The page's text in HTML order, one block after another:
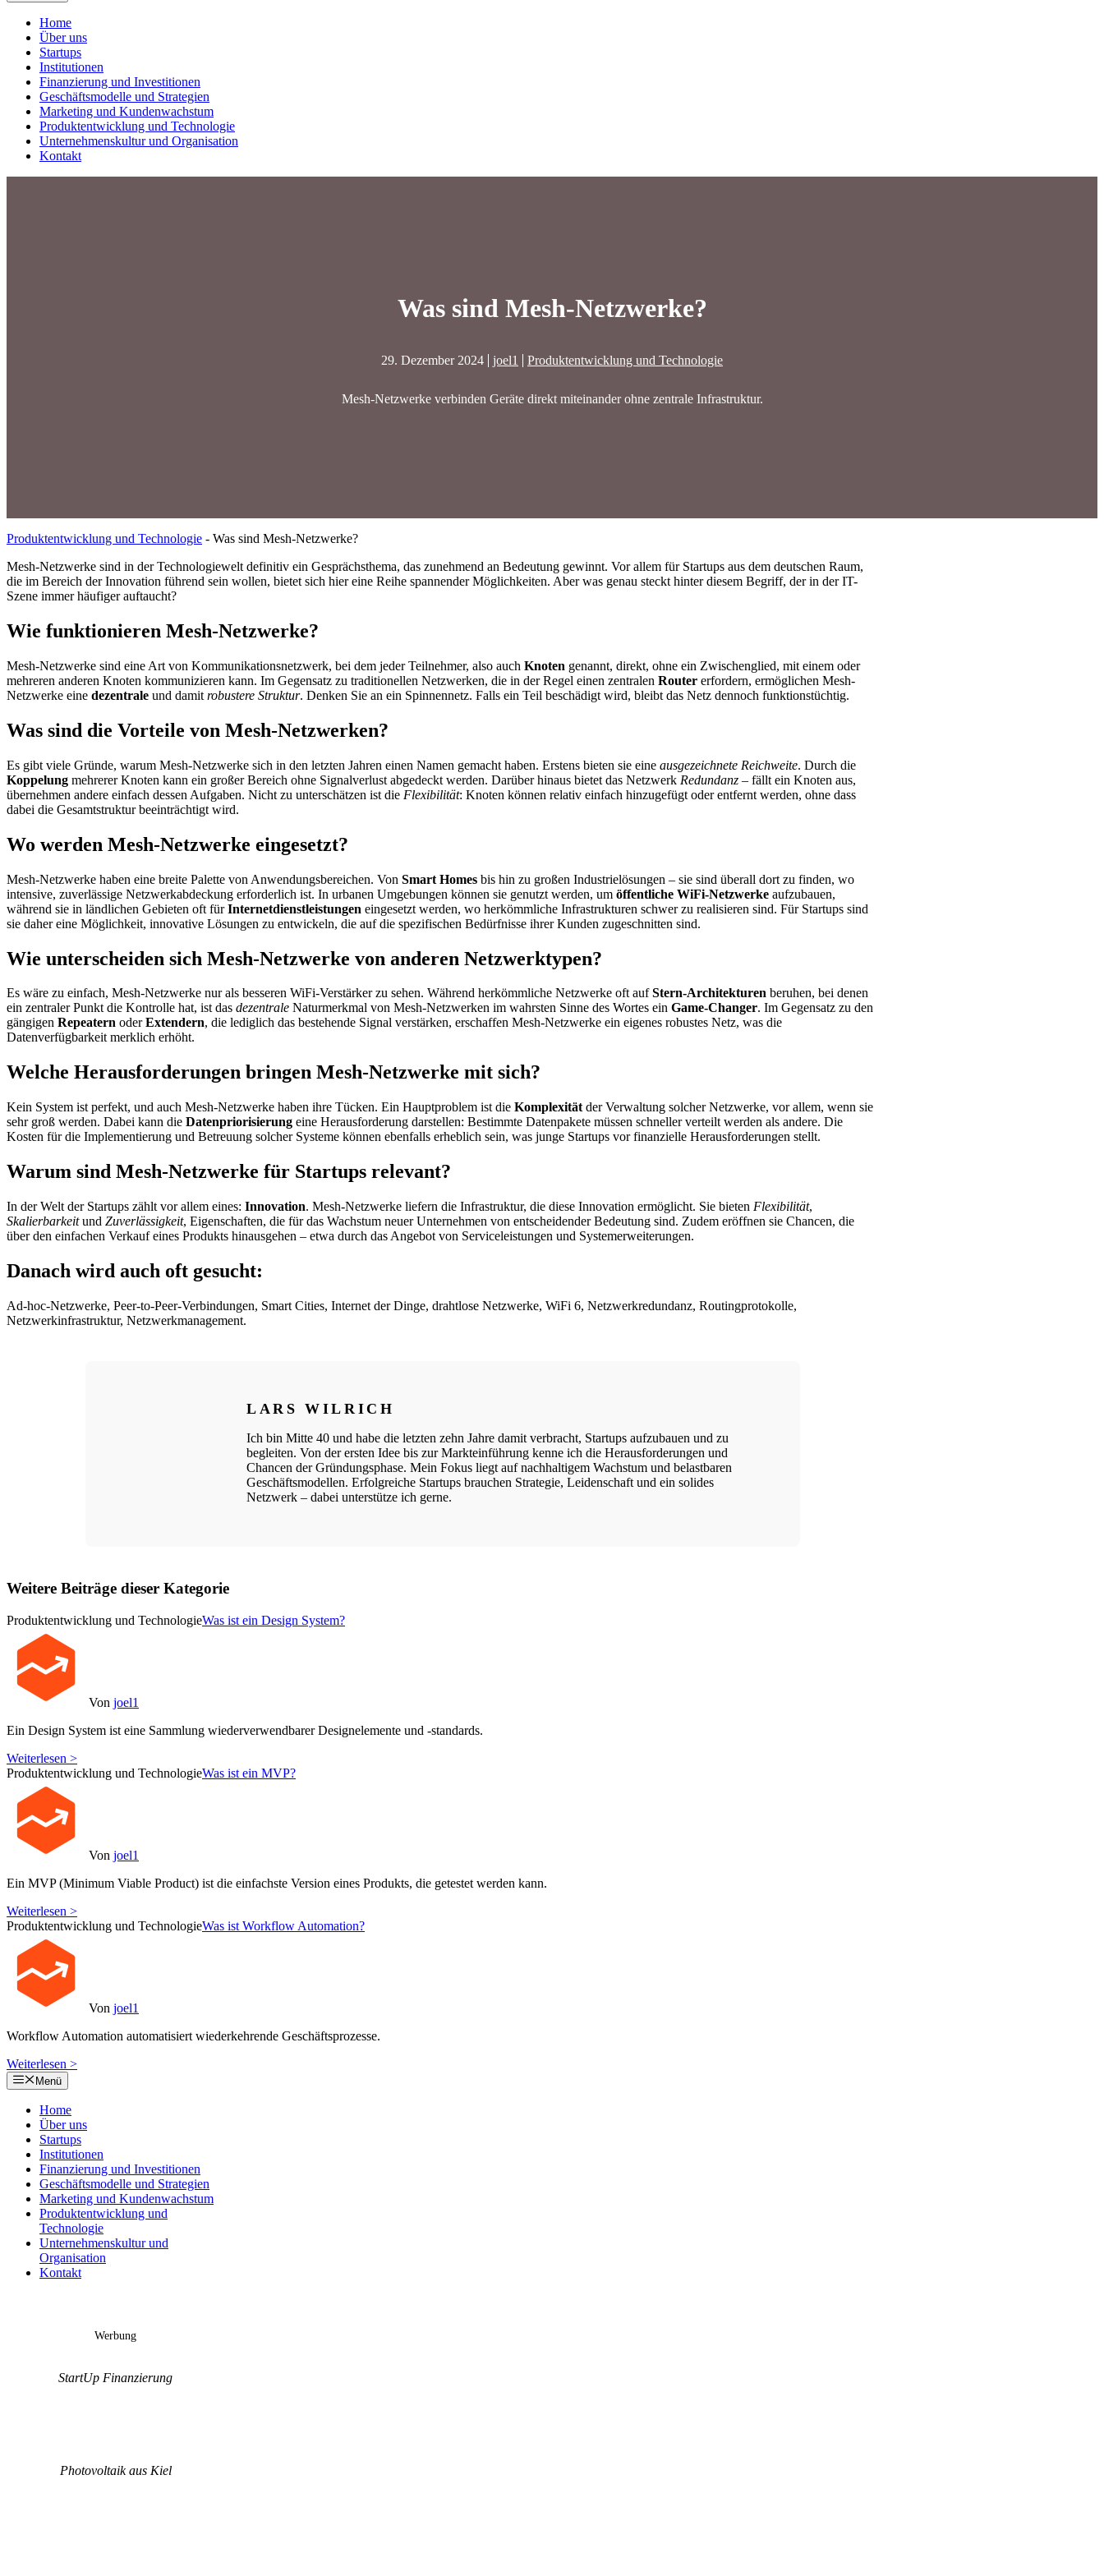
Home
Über uns
Startups
Institutionen
Finanzierung und Investitionen
Geschäftsmodelle und Strategien
Marketing und Kundenwachstum
Produktentwicklung und Technologie
Unternehmenskultur und Organisation
Kontakt
Was sind Mesh-Netzwerke?
29. Dezember 2024 joel1 Produktentwicklung und Technologie
Mesh-Netzwerke verbinden Geräte direkt miteinander ohne zentrale Infrastruktur.
Produktentwicklung und Technologie - Was sind Mesh-Netzwerke?
Mesh-Netzwerke sind in der Technologiewelt definitiv ein Gesprächsthema, das zunehmend an Bedeutung gewinnt. Vor allem für Startups aus dem deutschen Raum,
die im Bereich der Innovation führend sein wollen, bietet sich hier eine Reihe spannender Möglichkeiten. Aber was genau steckt hinter diesem Begriff, der in der IT-
Szene immer häufiger auftaucht?
Wie funktionieren Mesh-Netzwerke?
Mesh-Netzwerke sind eine Art von Kommunikationsnetzwerk, bei dem jeder Teilnehmer, also auch Knoten genannt, direkt, ohne ein Zwischenglied, mit einem oder
mehreren anderen Knoten kommunizieren kann. Im Gegensatz zu traditionellen Netzwerken, die in der Regel einen zentralen Router erfordern, ermöglichen Mesh-
Netzwerke eine dezentrale und damit robustere Struktur. Denken Sie an ein Spinnennetz. Falls ein Teil beschädigt wird, bleibt das Netz dennoch funktionstüchtig.
Was sind die Vorteile von Mesh-Netzwerken?
Es gibt viele Gründe, warum Mesh-Netzwerke sich in den letzten Jahren einen Namen gemacht haben. Erstens bieten sie eine ausgezeichnete Reichweite. Durch die
Koppelung mehrerer Knoten kann ein großer Bereich ohne Signalverlust abgedeckt werden. Darüber hinaus bietet das Netzwerk Redundanz – fällt ein Knoten aus,
übernehmen andere einfach dessen Aufgaben. Nicht zu unterschätzen ist die Flexibilität: Knoten können relativ einfach hinzugefügt oder entfernt werden, ohne dass
dabei die Gesamtstruktur beeinträchtigt wird.
Wo werden Mesh-Netzwerke eingesetzt?
Mesh-Netzwerke haben eine breite Palette von Anwendungsbereichen. Von Smart Homes bis hin zu großen Industrielösungen – sie sind überall dort zu finden, wo
intensive, zuverlässige Netzwerkabdeckung erforderlich ist. In urbanen Umgebungen können sie genutzt werden, um öffentliche WiFi-Netzwerke aufzubauen,
während sie in ländlichen Gebieten oft fürInternetdienstleistungen eingesetzt werden, wo herkömmliche Infrastrukturen schwer zu realisieren sind. Für Startups sind
sie daher eine Möglichkeit, innovative Lösungen zu entwickeln, die auf die spezifischen Bedürfnisse ihrer Kunden zugeschnitten sind.
Wie unterscheiden sich Mesh-Netzwerke von anderen Netzwerktypen?
Es wäre zu einfach, Mesh-Netzwerke nur als besseren WiFi-Verstärker zu sehen. Während herkömmliche Netzwerke oft aufStern-Architekturen beruhen, bei denen
ein zentraler Punkt die Kontrolle hat, ist das dezentrale Naturmerkmal von Mesh-Netzwerken im wahrsten Sinne des Wortes ein Game-Changer. Im Gegensatz zu den
gängigen Repeatern oderExtendern, die lediglich das bestehende Signal verstärken, erschaffen Mesh-Netzwerke ein eigenes robustes Netz, was die
Datenverfügbarkeit merklich erhöht.
Welche Herausforderungen bringen Mesh-Netzwerke mit sich?
Kein System ist perfekt, und auch Mesh-Netzwerke haben ihre Tücken. Ein Hauptproblem ist die Komplexität der Verwaltung solcher Netzwerke, vor allem, wenn sie
sehr groß werden. Dabei kann die Datenpriorisierung eine Herausforderung darstellen: Bestimmte Datenpakete müssen schneller verteilt werden als andere. Die
Kosten für die Implementierung und Betreuung solcher Systeme können ebenfalls erheblich sein, was junge Startups vor finanzielle Herausforderungen stellt.
Warum sind Mesh-Netzwerke für Startups relevant?
In der Welt der Startups zählt vor allem eines: Innovation. Mesh-Netzwerke liefern die Infrastruktur, die diese Innovation ermöglicht. Sie bieten Flexibilität,
Skalierbarkeitund Zuverlässigkeit, Eigenschaften, die für das Wachstum neuer Unternehmen von entscheidender Bedeutung sind. Zudem eröffnen sie Chancen, die
über den einfachen Verkauf eines Produkts hinausgehen – etwa durch das Angebot von Serviceleistungen und Systemerweiterungen.
Danach wird auch oft gesucht:
Ad-hoc-Netzwerke, Peer-to-Peer-Verbindungen, Smart Cities, Internet der Dinge, drahtlose Netzwerke, WiFi 6, Netzwerkredundanz, Routingprotokolle,
Netzwerkinfrastruktur, Netzwerkmanagement.
LARS WILRICH
Ich bin Mitte 40 und habe die letzten zehn Jahre damit verbracht, Startups aufzubauen und zu
begleiten. Von der ersten Idee bis zur Markteinführung kenne ich die Herausforderungen und
Chancen der Gründungsphase. Mein Fokus liegt auf nachhaltigem Wachstum und belastbaren
Geschäftsmodellen. Erfolgreiche Startups brauchen Strategie, Leidenschaft und ein solides
Netzwerk – dabei unterstütze ich gerne.
Weitere Beiträge dieser Kategorie
Produktentwicklung und TechnologieWas ist ein Design System?
Von joel1
Ein Design System ist eine Sammlung wiederverwendbarer Designelemente und -standards.
Weiterlesen >
Produktentwicklung und TechnologieWas ist ein MVP?
Von joel1
Ein MVP (Minimum Viable Product) ist die einfachste Version eines Produkts, die getestet werden kann.
Weiterlesen >
Produktentwicklung und TechnologieWas ist Workflow Automation?
Von joel1
Workflow Automation automatisiert wiederkehrende Geschäftsprozesse.
Weiterlesen >
Menü
Home
Über uns
Startups
Institutionen
Finanzierung und Investitionen
Geschäftsmodelle und Strategien
Marketing und Kundenwachstum
Produktentwicklung und
Technologie
Unternehmenskultur und
Organisation
Kontakt
Werbung
StartUp Finanzierung
Photovoltaik aus Kiel